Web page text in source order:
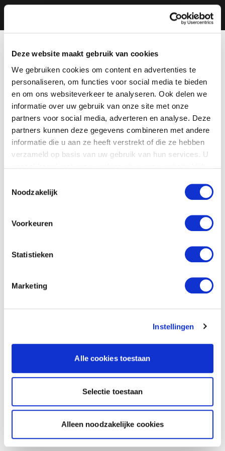
Deze website maakt gebruik van cookies
We gebruiken cookies om content en advertenties te
personaliseren, om functies voor social media te bieden
en om ons websiteverkeer te analyseren. Ook delen we
informatie over uw gebruik van onze site met onze
partners voor social media, adverteren en analyse. Deze
partners kunnen deze gegevens combineren met andere
informatie die u aan ze heeft verstrekt of die ze hebben
verzameld op basis van uw gebruik van hun services. U
Noodzakelijk
Voorkeuren
Statistieken
Marketing
Instellingen
Alle cookies toestaan
Selectie toestaan
Alleen noodzakelijke cookies